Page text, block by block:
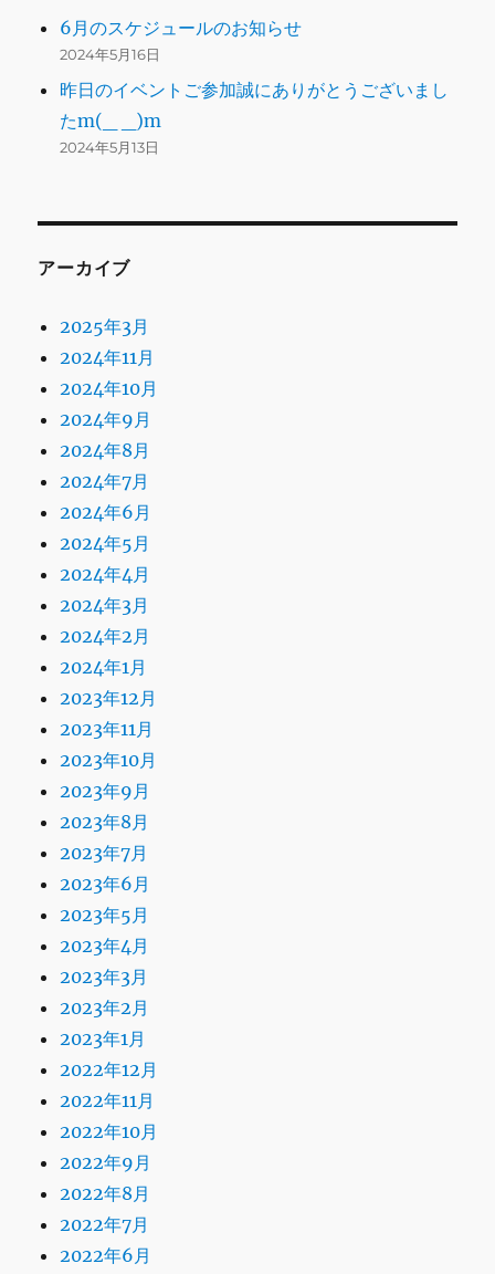
6月のスケジュールのお知らせ
2024年5月16日
昨日のイベントご参加誠にありがとうございまし
たm(_ _)m
2024年5月13日
アーカイブ
2025年3月
2024年11月
2024年10月
2024年9月
2024年8月
2024年7月
2024年6月
2024年5月
2024年4月
2024年3月
2024年2月
2024年1月
2023年12月
2023年11月
2023年10月
2023年9月
2023年8月
2023年7月
2023年6月
2023年5月
2023年4月
2023年3月
2023年2月
2023年1月
2022年12月
2022年11月
2022年10月
2022年9月
2022年8月
2022年7月
2022年6月